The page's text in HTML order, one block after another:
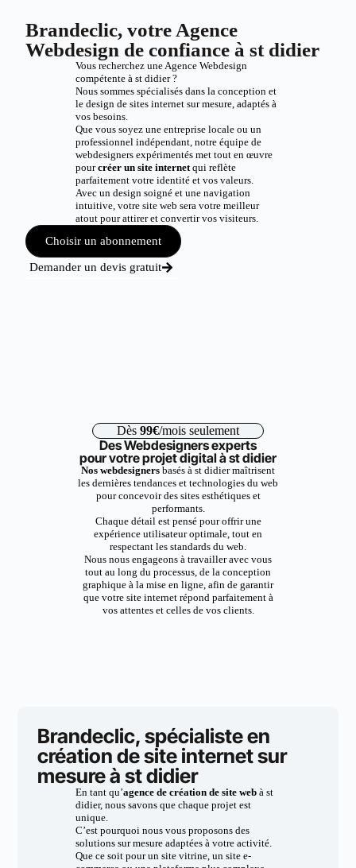
Brandeclic, votre Agence
Webdesign de confiance à st didier
Vous recherchez une Agence Webdesign
compétente à st didier ?
Nous sommes spécialisés dans la conception et
le design de sites internet sur mesure, adaptés à
vos besoins.
Que vous soyez une entreprise locale ou un
professionnel indépendant, notre équipe de
webdesigners expérimentés met tout en œuvre
pourcréer un site internetqui reflète
parfaitement votre identité et vos valeurs.
Avec un design soigné et une navigation
intuitive, votre site web sera votre meilleur
atout pour attirer et convertir vos visiteurs.
Choisir un abonnement
Demander un devis gratuit
Dès 99€/mois seulement
Des Webdesigners experts
pour votre projet digital à st didier
Nos webdesigners basés à st didier maîtrisent
les dernières tendances et technologies du web
pour concevoir des sites esthétiques et
performants.
Chaque détail est pensé pour offrir une
expérience utilisateur optimale, tout en
respectant les standards du web.
Nous nous engageons à travailler avec vous
tout au long du processus, de la conception
graphique à la mise en ligne, afin de garantir
que votre site internet répond parfaitement à
vos attentes et celles de vos clients.
Brandeclic, spécialiste en
création de site internet sur
mesure à st didier
En tant qu’agence de création de site webà st
didier, nous savons que chaque projet est
unique.
C’est pourquoi nous vous proposons des
solutions sur mesure adaptées à votre activité.
Que ce soit pour un site vitrine, un site e-